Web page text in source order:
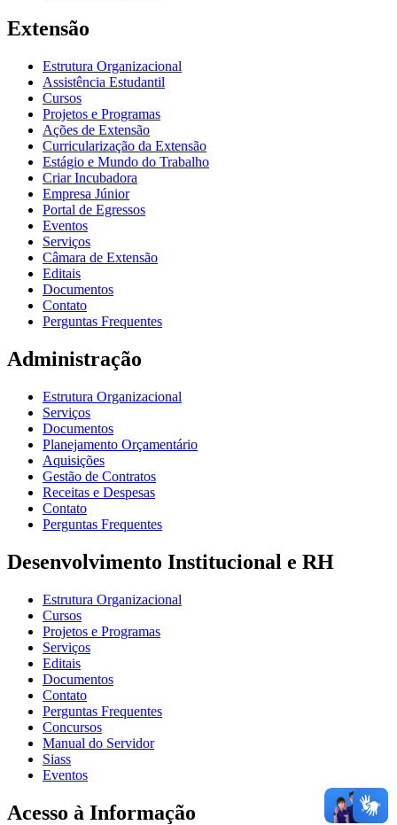
Extensão
Estrutura Organizacional
Assistência Estudantil
Cursos
Projetos e Programas
Ações de Extensão
Curricularização da Extensão
Estágio e Mundo do Trabalho
Criar Incubadora
Empresa Júnior
Portal de Egressos
Eventos
Serviços
Câmara de Extensão
Editais
Documentos
Contato
Perguntas Frequentes
Administração
Estrutura Organizacional
Serviços
Documentos
Planejamento Orçamentário
Aquisições
Gestão de Contratos
Receitas e Despesas
Contato
Perguntas Frequentes
Desenvolvimento Institucional e RH
Estrutura Organizacional
Cursos
Projetos e Programas
Serviços
Editais
Documentos
Contato
Perguntas Frequentes
Concursos
Manual do Servidor
Siass
Eventos
Acesso à Informação